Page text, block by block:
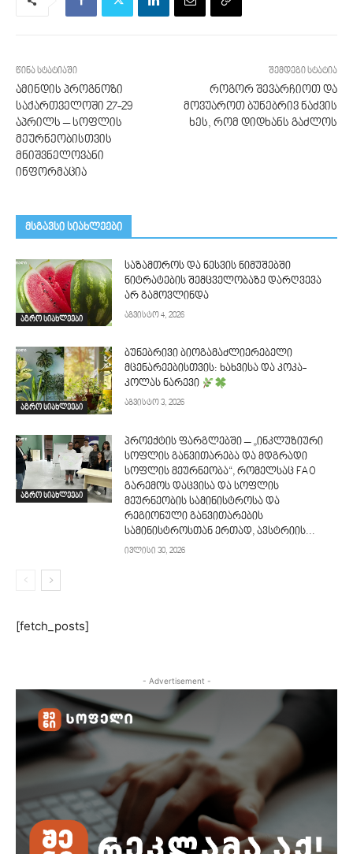
წინა სტატიაში
ამინდის პროგნოზი
საქართველოში 27-29
აპრილს – სოფლის
მეურნეობისთვის
მნიშვნელოვანი
ინფორმაცია
შემდეგი სტატია
როგორ შევარჩიოთ და
მოვუაროთ ბუნებრივ ნაძვის
ხეს, რომ დიდხანს გაძლოს
მსგავსი სიახლეები
აგრო სიახლეები
საზამთროს და ნესვის ნიმუშებში
ნიტრატების შემცველობაზე დარღვევა
არ გამოვლინდა
აგვისტო 4, 2026
აგრო სიახლეები
ბუნებრივი ბიოგამაძლიერებელი
მცენარეებისთვის: ხახვისა და კოკა-
კოლას ნარევი
აგვისტო 3, 2026
აგრო სიახლეები
პროექტის ფარგლებში – „ინკლუზიური
სოფლის განვითარება და მდგრადი
სოფლის მეურნეობა“, რომელსაც FAO
გარემოს დაცვისა და სოფლის
მეურნეობის სამინისტროსა და
რეგიონული განვითარების
სამინისტროსთან ერთად, ავსტრიის...
ივლისი 30, 2026
[fetch_posts]
- Advertisement -